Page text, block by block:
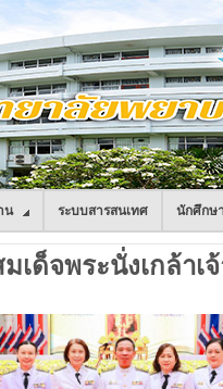
น ระบบสารสนเทศ นักศึกษ
ด็จพระนั่งเกล้าเจ้